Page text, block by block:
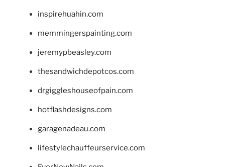
inspirehuahin.com
memmingerspainting.com
jeremypbeasley.com
thesandwichdepotcos.com
drgiggleshouseofpain.com
hotflashdesigns.com
garagenadeau.com
lifestylechauffeurservice.com